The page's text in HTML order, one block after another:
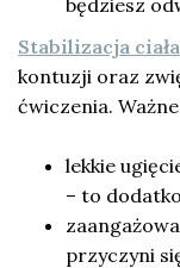
Stabilizacja ciała
kontuzji oraz
ćwiczenia.
lekkie
– to
przyczyni